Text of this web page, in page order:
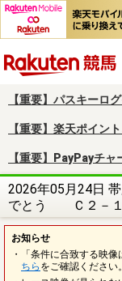
【重要】パスキーロ
【重要】楽天ポイン
【重要】PayPayチ
2026年05月24日
でとう Ｃ２－
お知らせ
・「条件に合致する映
ちら をご確認ください。